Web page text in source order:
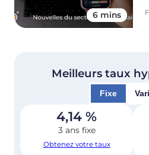
6 mins
Meilleurs taux
Fixe
4,14 %
3 ans fixe
Obtenez votre taux